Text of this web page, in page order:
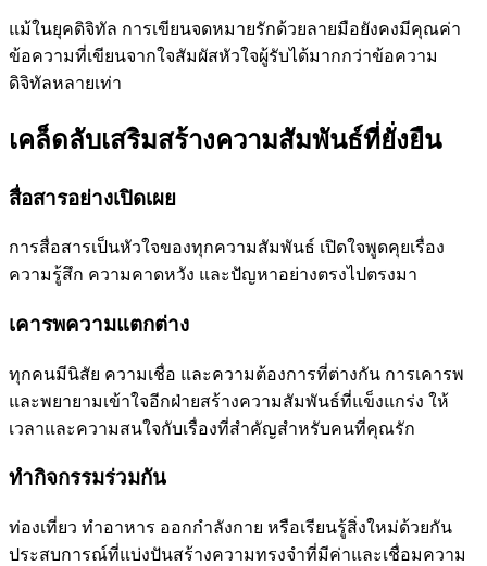
แม้ในยุคดิจิทัล การเขียนจดหมายรักด้วยลายมือยังคงมีคุณค่า
ข้อความที่เขียนจากใจสัมผัสหัวใจผู้รับได้มากกว่าข้อความ
ดิจิทัลหลายเท่า
เคล็ดลับเสริมสร้างความสัมพันธ์ที่ยั่งยืน
สื่อสารอย่างเปิดเผย
การสื่อสารเป็นหัวใจของทุกความสัมพันธ์ เปิดใจพูดคุยเรื่อง
ความรู้สึก ความคาดหวัง และปัญหาอย่างตรงไปตรงมา
เคารพความแตกต่าง
ทุกคนมีนิสัย ความเชื่อ และความต้องการที่ต่างกัน การเคารพ
และพยายามเข้าใจอีกฝ่ายสร้างความสัมพันธ์ที่แข็งแกร่ง ให้
เวลาและความสนใจกับเรื่องที่สำคัญสำหรับคนที่คุณรัก
ทำกิจกรรมร่วมกัน
ท่องเที่ยว ทำอาหาร ออกกำลังกาย หรือเรียนรู้สิ่งใหม่ด้วยกัน
ประสบการณ์ที่แบ่งปันสร้างความทรงจำที่มีค่าและเชื่อมความ